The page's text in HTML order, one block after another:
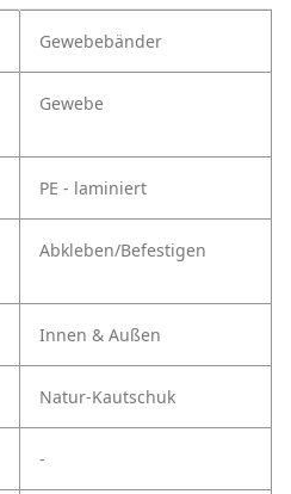
Gewebebänder
Gewebe
PE - laminiert
Abkleben/Befestigen
Innen & Außen
Natur-Kautschuk
-